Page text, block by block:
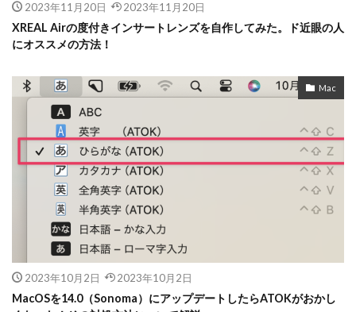
2023年11月20日 2023年11月20日
XREAL Airの度付きインサートレンズを自作してみた。ド近眼の人
にオススメの方法！
Mac
2023年10月2日 2023年10月2日
MacOSを14.0（Sonoma）にアップデートしたらATOKがおかし